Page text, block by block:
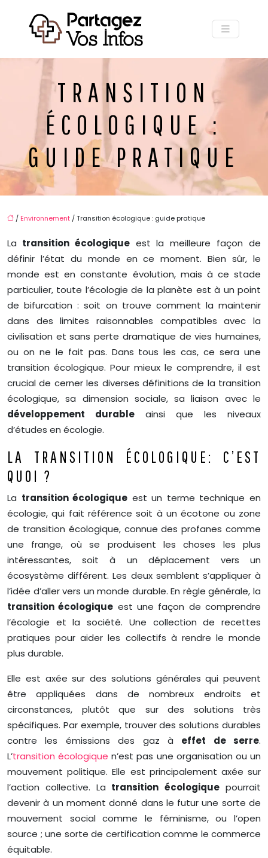
TRANSITION
ÉCOLOGIQUE :
GUIDE PRATIQUE
/ Environnement / Transition écologique : guide pratique
La transition écologiqueest la meilleure façon de
définir l’état du monde en ce moment. Bien sûr, le
monde est en constante évolution, mais à ce stade
particulier, toute l’écologie de la planète est à un point
de bifurcation : soit on trouve comment la maintenir
dans des limites raisonnables compatibles avec la
civilisation et sans perte dramatique de vies humaines,
ou on ne le fait pas. Dans tous les cas, ce sera une
transition écologique. Pour mieux le comprendre, il est
crucial de cerner les diverses définitions de la transition
écologique, sa dimension sociale, sa liaison avec le
développement durable ainsi que les niveaux
d’études en écologie.
LA TRANSITION ÉCOLOGIQUE: C’EST
QUOI ?
La transition écologique est un terme technique en
écologie, qui fait référence soit à un écotone ou zone
de transition écologique, connue des profanes comme
une frange, où se produisent les choses les plus
intéressantes, soit à un déplacement vers un
écosystème différent. Les deux semblent s’appliquer à
l’idée d’aller vers un monde durable. En règle générale, la
transition écologique est une façon de comprendre
l’écologie et la société. Une collection de recettes
pratiques pour aider les collectifs à rendre le monde
plus durable.
Elle est axée sur des solutions générales qui peuvent
être appliquées dans de nombreux endroits et
circonstances, plutôt que sur des solutions très
spécifiques. Par exemple, trouver des solutions durables
contre les émissions des gaz à effet de serre.
L’transition écologique n’est pas une organisation ou un
mouvement politique. Elle est principalement axée sur
l’action collective. La transition écologique pourrait
devenir à un moment donné dans le futur une sorte de
mouvement social comme le féminisme, ou l’open
source ; une sorte de certification comme le commerce
équitable.